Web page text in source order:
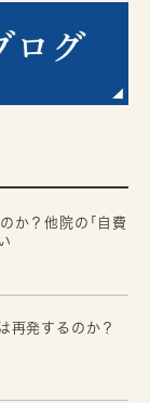
か？他院の｢自費
再発するのか？